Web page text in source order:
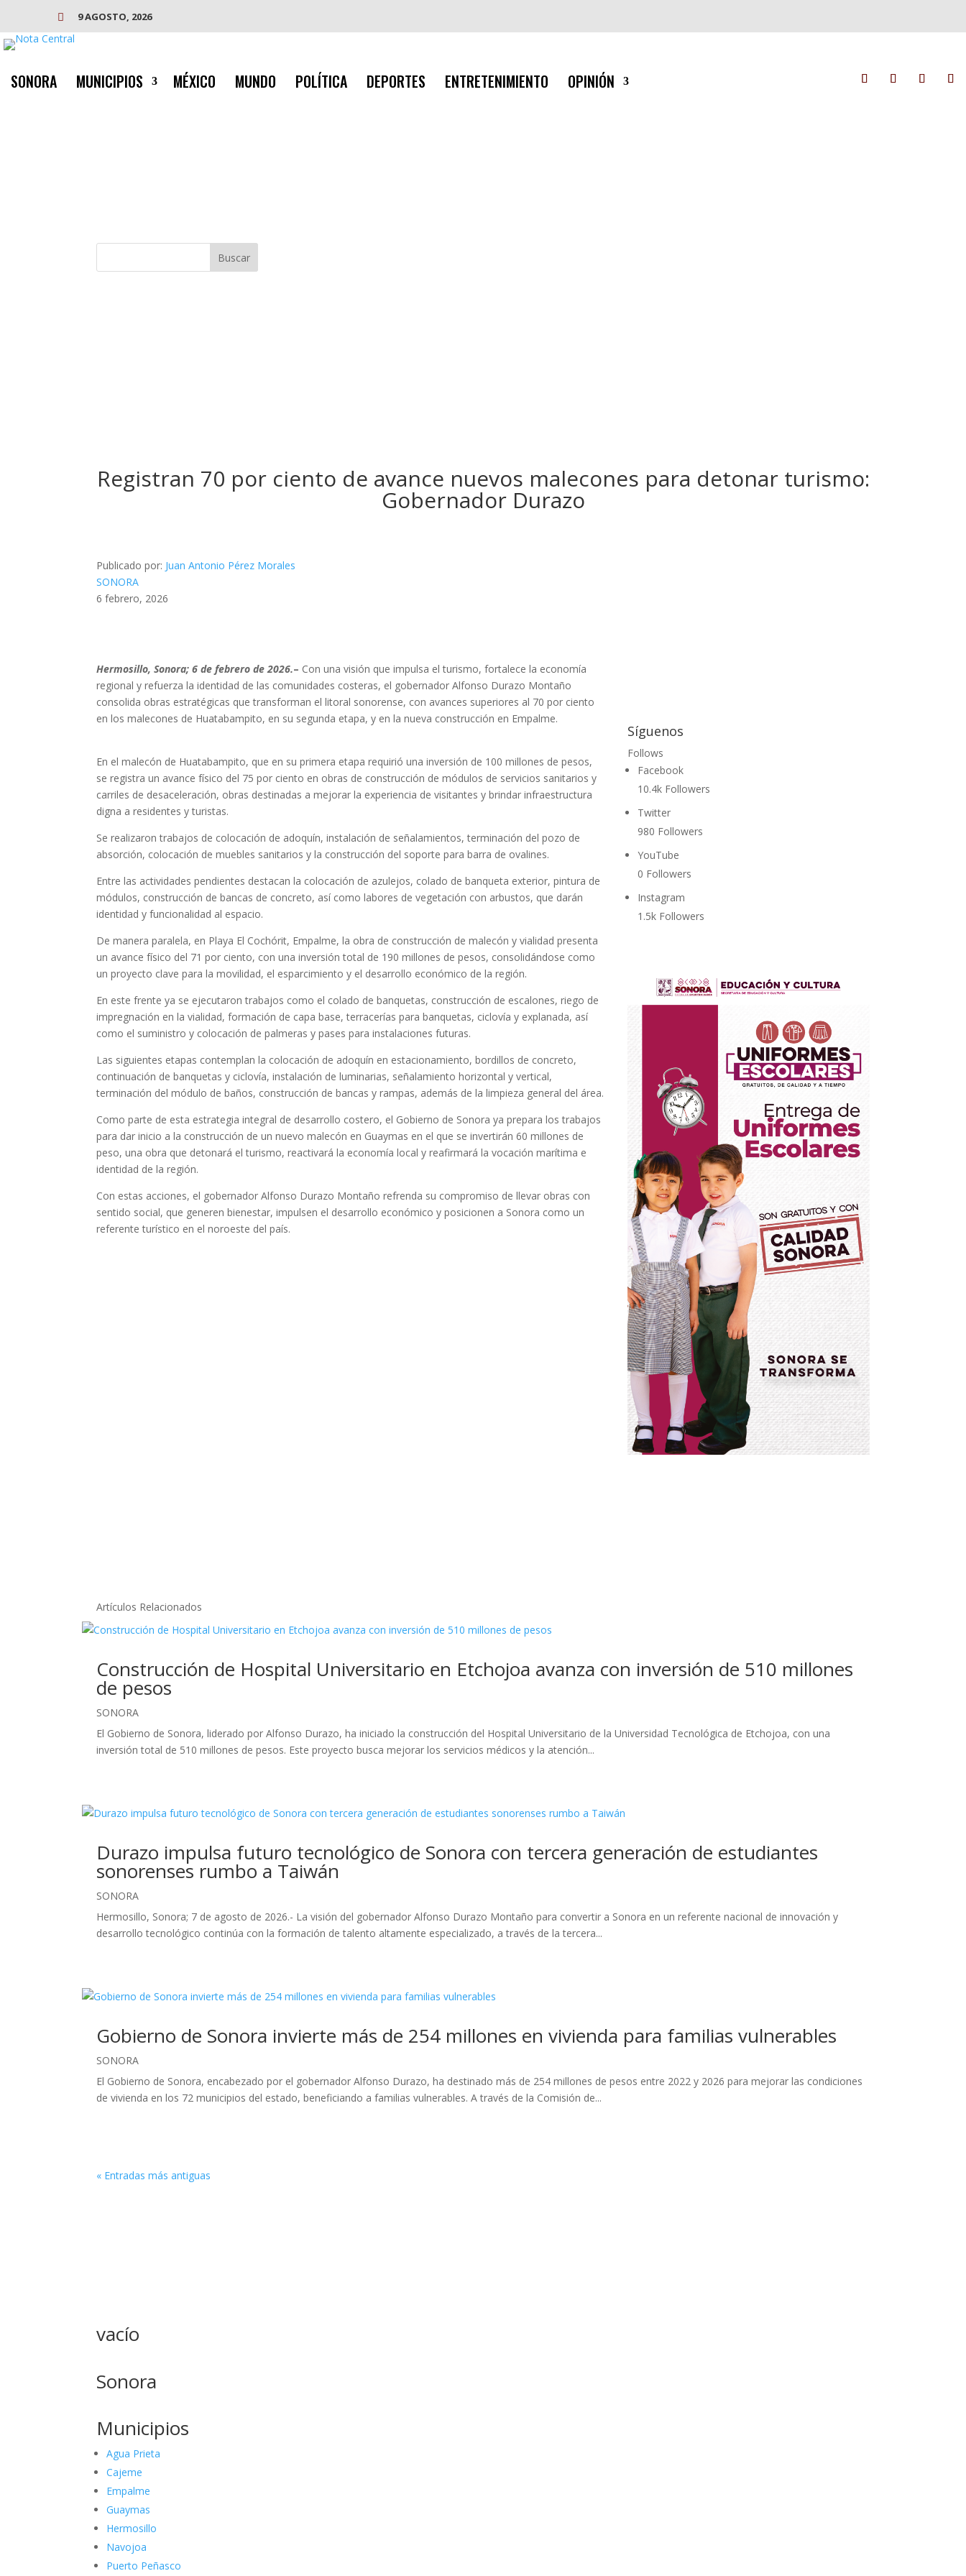
 9 AGOSTO, 2026
SONORA MUNICIPIOS MÉXICO MUNDO POLÍTICA DEPORTES ENTRETENIMIENTO OPINIÓN
Buscar
Registran 70 por ciento de avance nuevos malecones para detonar turismo:
Gobernador Durazo
Publicado por: Juan Antonio Pérez Morales
SONORA
6 febrero, 2026
Hermosillo, Sonora; 6 de febrero de 2026.– Con una visión que impulsa el turismo, fortalece la economía
regional y refuerza la identidad de las comunidades costeras, el gobernador Alfonso Durazo Montaño
consolida obras estratégicas que transforman el litoral sonorense, con avances superiores al 70 por ciento
en los malecones de Huatabampito, en su segunda etapa, y en la nueva construcción en Empalme.
En el malecón de Huatabampito, que en su primera etapa requirió una inversión de 100 millones de pesos,
se registra un avance físico del 75 por ciento en obras de construcción de módulos de servicios sanitarios y
carriles de desaceleración, obras destinadas a mejorar la experiencia de visitantes y brindar infraestructura
digna a residentes y turistas.
Se realizaron trabajos de colocación de adoquín, instalación de señalamientos, terminación del pozo de
absorción, colocación de muebles sanitarios y la construcción del soporte para barra de ovalines.
Entre las actividades pendientes destacan la colocación de azulejos, colado de banqueta exterior, pintura de
módulos, construcción de bancas de concreto, así como labores de vegetación con arbustos, que darán
identidad y funcionalidad al espacio.
De manera paralela, en Playa El Cochórit, Empalme, la obra de construcción de malecón y vialidad presenta
un avance físico del 71 por ciento, con una inversión total de 190 millones de pesos, consolidándose como
un proyecto clave para la movilidad, el esparcimiento y el desarrollo económico de la región.
En este frente ya se ejecutaron trabajos como el colado de banquetas, construcción de escalones, riego de
impregnación en la vialidad, formación de capa base, terracerías para banquetas, ciclovía y explanada, así
como el suministro y colocación de palmeras y pases para instalaciones futuras.
Las siguientes etapas contemplan la colocación de adoquín en estacionamiento, bordillos de concreto,
continuación de banquetas y ciclovía, instalación de luminarias, señalamiento horizontal y vertical,
terminación del módulo de baños, construcción de bancas y rampas, además de la limpieza general del área.
Como parte de esta estrategia integral de desarrollo costero, el Gobierno de Sonora ya prepara los trabajos
para dar inicio a la construcción de un nuevo malecón en Guaymas en el que se invertirán 60 millones de
peso, una obra que detonará el turismo, reactivará la economía local y reafirmará la vocación marítima e
identidad de la región.
Con estas acciones, el gobernador Alfonso Durazo Montaño refrenda su compromiso de llevar obras con
sentido social, que generen bienestar, impulsen el desarrollo económico y posicionen a Sonora como un
referente turístico en el noroeste del país.
Síguenos
Follows
Facebook
10.4k Followers
Twitter
980 Followers
YouTube
0 Followers
Instagram
1.5k Followers
Artículos Relacionados
Construcción de Hospital Universitario en Etchojoa avanza con inversión de 510 millones
de pesos
SONORA
El Gobierno de Sonora, liderado por Alfonso Durazo, ha iniciado la construcción del Hospital Universitario de la Universidad Tecnológica de Etchojoa, con una
inversión total de 510 millones de pesos. Este proyecto busca mejorar los servicios médicos y la atención...
Durazo impulsa futuro tecnológico de Sonora con tercera generación de estudiantes
sonorenses rumbo a Taiwán
SONORA
Hermosillo, Sonora; 7 de agosto de 2026.- La visión del gobernador Alfonso Durazo Montaño para convertir a Sonora en un referente nacional de innovación y
desarrollo tecnológico continúa con la formación de talento altamente especializado, a través de la tercera...
Gobierno de Sonora invierte más de 254 millones en vivienda para familias vulnerables
SONORA
El Gobierno de Sonora, encabezado por el gobernador Alfonso Durazo, ha destinado más de 254 millones de pesos entre 2022 y 2026 para mejorar las condiciones
de vivienda en los 72 municipios del estado, beneficiando a familias vulnerables. A través de la Comisión de...
« Entradas más antiguas
vacío
Sonora
Municipios
Agua Prieta
Cajeme
Empalme
Guaymas
Hermosillo
Navojoa
Puerto Peñasco